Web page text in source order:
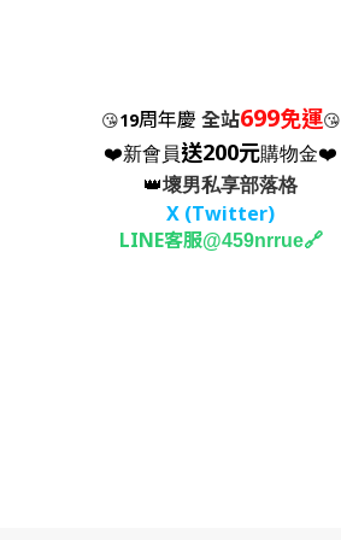
😘19周年慶 全站699免運😘
❤️新會員送200元購物金❤️
👑壞男私享部落格
X (Twitter)
LINE客服@459nrrue🔗